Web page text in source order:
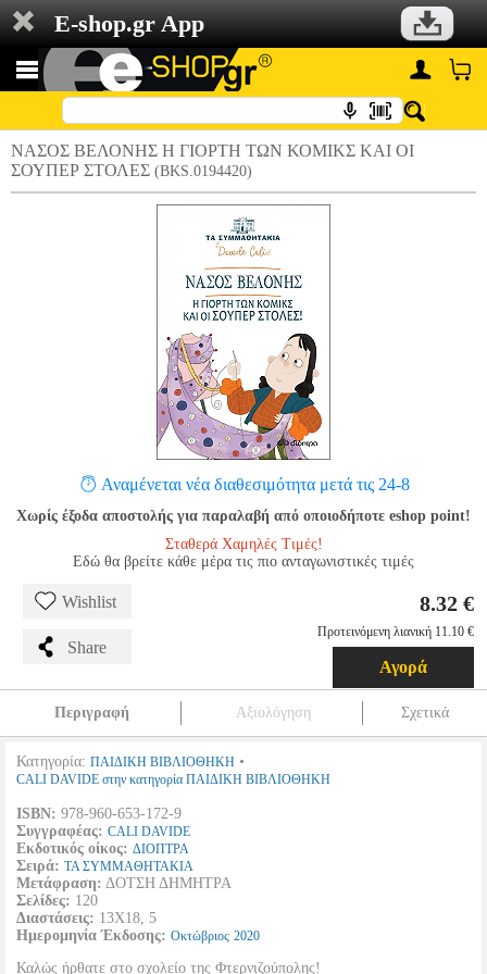
E-shop.gr App
ΝΑΣΟΣ ΒΕΛΟΝΗΣ Η ΓΙΟΡΤΗ ΤΩΝ ΚΟΜΙΚΣ ΚΑΙ ΟΙ
ΣΟΥΠΕΡ ΣΤΟΛΕΣ (BKS.0194420)
Αναμένεται νέα διαθεσιμότητα μετά τις 24-8
Χωρίς έξοδα αποστολής για παραλαβή από οποιοδήποτε eshop point!
Σταθερά Χαμηλές Τιμές!
Εδώ θα βρείτε κάθε μέρα τις πιο ανταγωνιστικές τιμές
Wishlist
Share
8.32 €
Προτεινόμενη λιανική 11.10 €
Αγορά
Περιγραφή Αξιολόγηση Σχετικά
Κατηγορία: ΠΑΙΔΙΚΗ ΒΙΒΛΙΟΘΗΚΗ •
CALI DAVIDE στην κατηγορία ΠΑΙΔΙΚΗ ΒΙΒΛΙΟΘΗΚΗ
ISBN: 978-960-653-172-9
Συγγραφέας: CALI DAVIDE
Εκδοτικός οίκος: ΔΙΟΠΤΡΑ
Σειρά: ΤΑ ΣΥΜΜΑΘΗΤΑΚΙΑ
Μετάφραση: ΔΟΤΣΗ ΔΗΜΗΤΡΑ
Σελίδες: 120
Διαστάσεις: 13Χ18, 5
Ημερομηνία Έκδοσης: Οκτώβριος 2020
Καλώς ήρθατε στο σχολείο της Φτερνιζούπολης!